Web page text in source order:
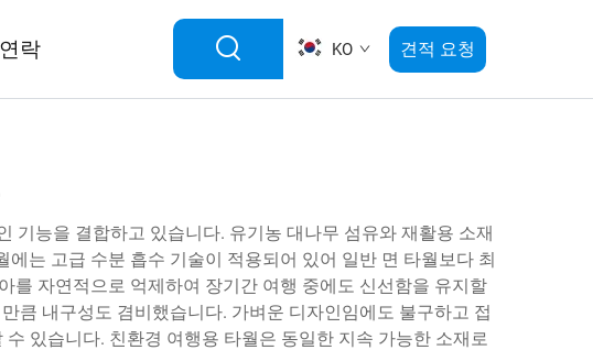
연락 KO 견적 요청
기능을 결합하고 있습니다. 유기농 대나무 섬유와 재활용 소재
는 고급 수분 흡수 기술이 적용되어 있어 일반 면 타월보다 최
를 자연적으로 억제하여 장기간 여행 중에도 신선함을 유지할
큼 내구성도 겸비했습니다. 가벼운 디자인임에도 불구하고 접
있습니다. 친환경 여행용 타월은 동일한 지속 가능한 소재로